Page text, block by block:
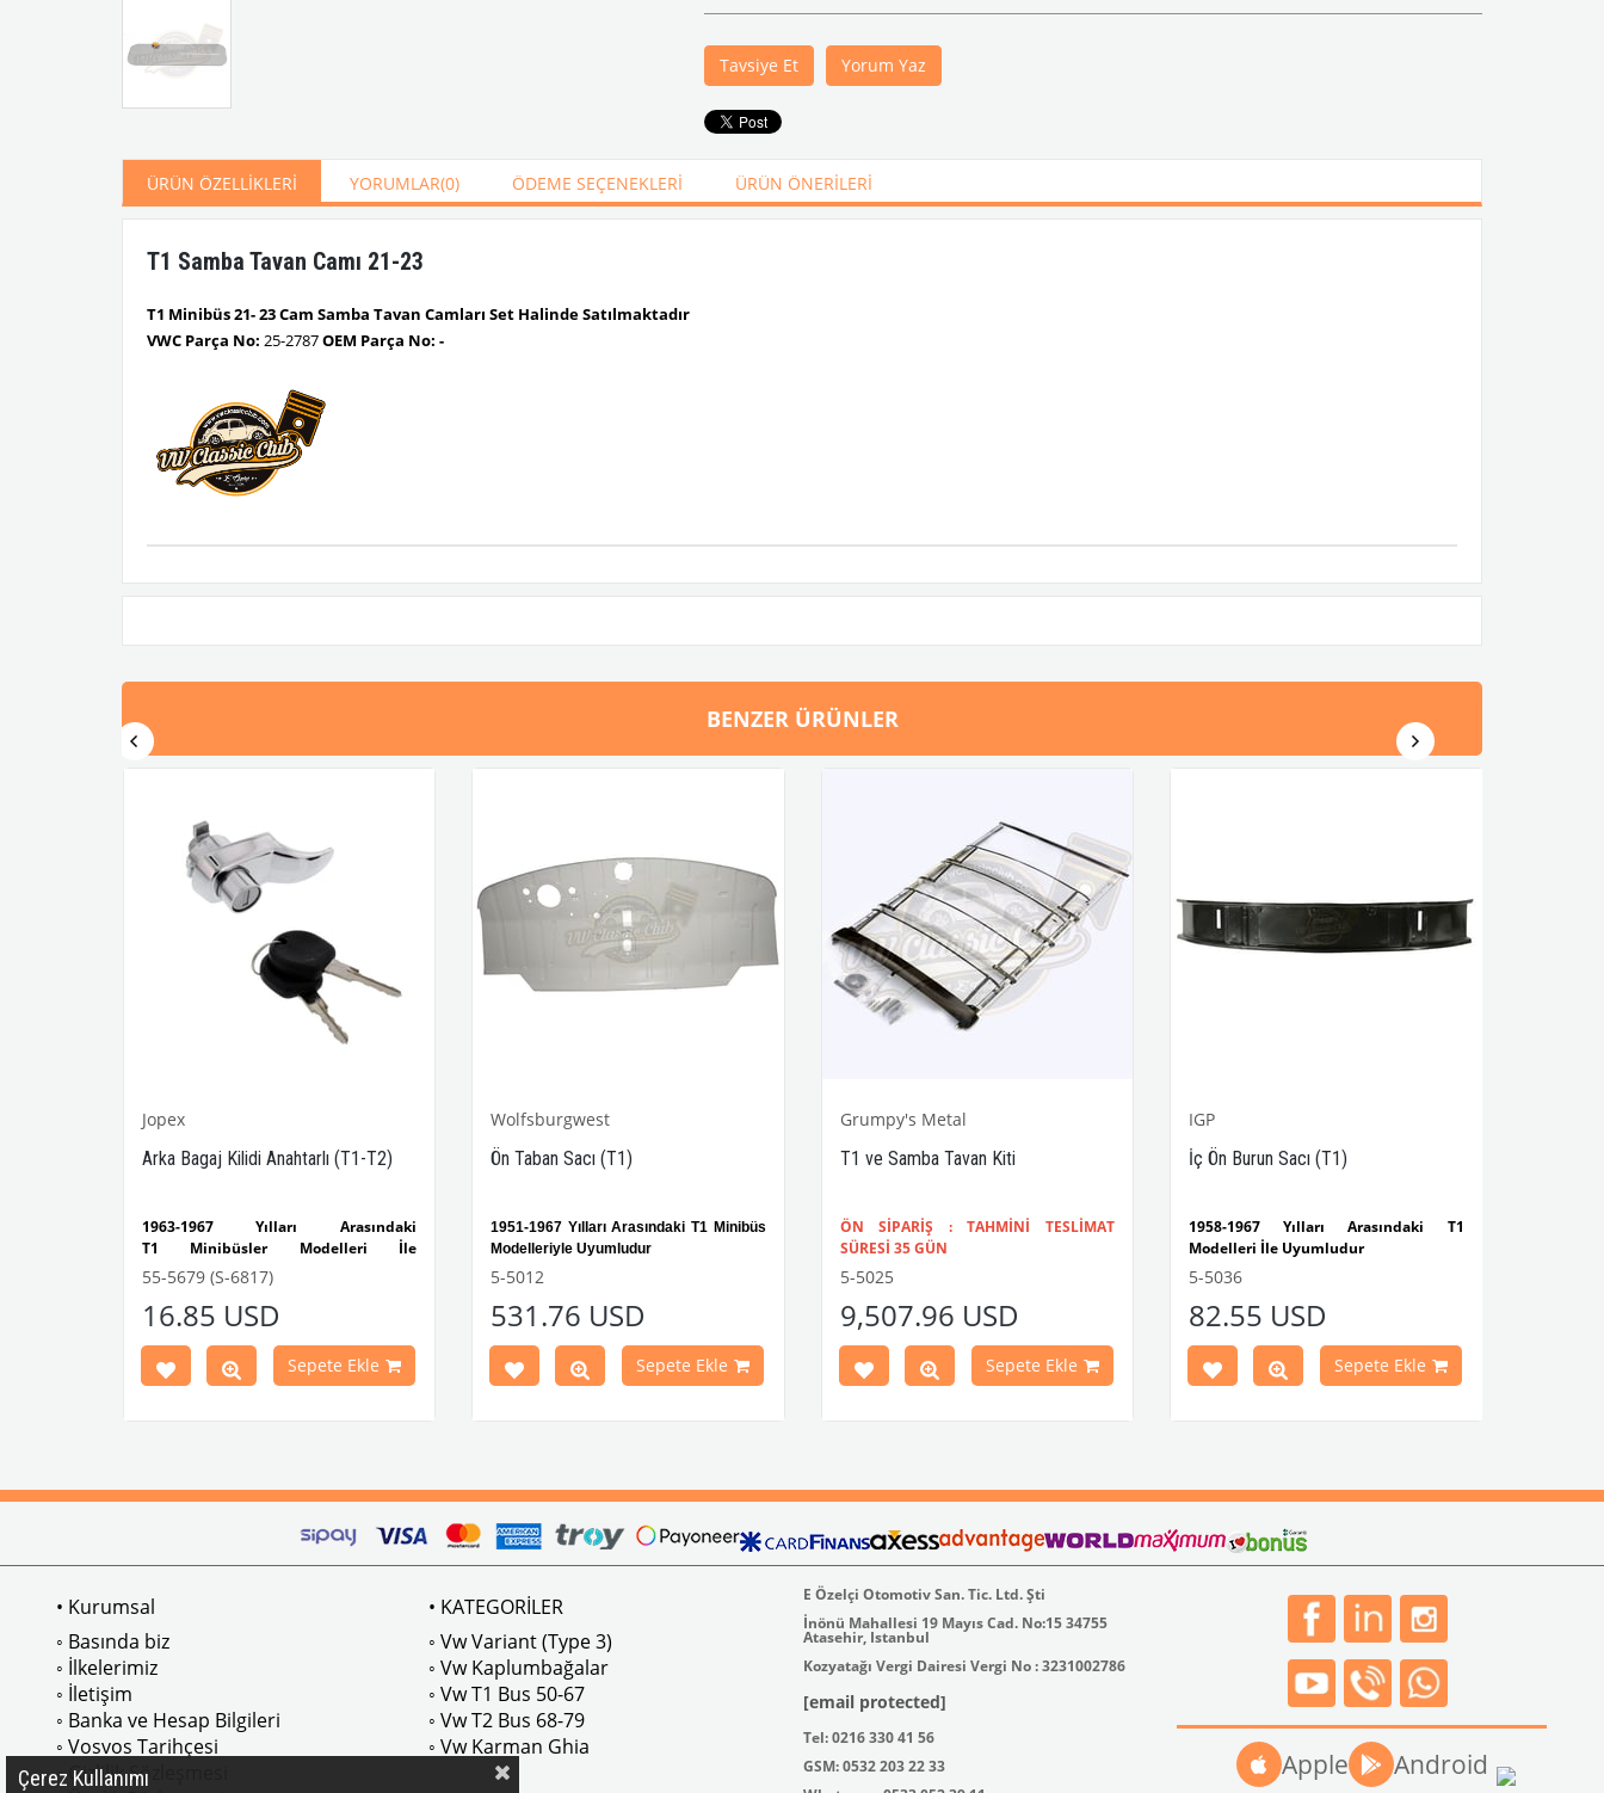
Tavsiye Et Yorum Yaz
ÜRÜN ÖZELLIKLERI YORUMLAR(0) ÖDEME SEÇENEKLERI ÜRÜN ÖNERILERI
T1 Samba Tavan Camı 21-23
T1 Minibüs 21- 23 Cam Samba Tavan Camları Set Halinde Satılmaktadır
VWC Parça No: 25-2787OEM Parça No: -
BENZER ÜRÜNLER
Jopex
Arka Bagaj Kilidi Anahtarlı (T1-T2)
1963-1967 Yılları Arasındaki
T1 Minibüsler Modelleri İle
Uyumludur.
1968-1979 Yılları Arasındaki
T2 Minibüsler
VWCC Parça No : 55-5679OEM Parça
55-5679 (S-6817)
16.85 USD
Sepete Ekle
Wolfsburgwest
Ön Taban Sacı (T1)
1951-1967 Yılları Arasındaki T1 Minibüs
Modelleriyle Uyumludur
5-5012
531.76 USD
Sepete Ekle
Grumpy's Metal
T1 ve Samba Tavan Kiti
ÖN SİPARİŞ : TAHMİNİ TESLİMAT
SÜRESİ 35 GÜN
1951-1967 Yılları Arasındaki T1
VWCC Parça No : 5-5025 OEM Parça No
: GM1197
5-5025
9,507.96 USD
Sepete Ekle
IGP
İç Ön Burun Sacı (T1)
1958-1967 Yılları Arasındaki T1
Modelleri İle Uyumludur
5-5036
82.55 USD
Sepete Ekle
• Kurumsal
◦ Basında biz
◦ İlkelerimiz
◦ İletişim
◦ Banka ve Hesap Bilgileri
◦ Vosvos Tarihçesi
◦ Gizlilik Sözleşmesi
• KATEGORİLER
◦ Vw Variant (Type 3)
◦ Vw Kaplumbağalar
◦ Vw T1 Bus 50-67
◦ Vw T2 Bus 68-79
◦ Vw Karman Ghia
E Özelçi Otomotiv San. Tic. Ltd. Şti
İnönü Mahallesi 19 Mayıs Cad. No:15 34755
Atasehir, Istanbul
Kozyatağı Vergi Dairesi Vergi No : 3231002786
[email protected]
Tel: 0216 330 41 56
GSM: 0532 203 22 33
Apple Android
Çerez Kullanımı